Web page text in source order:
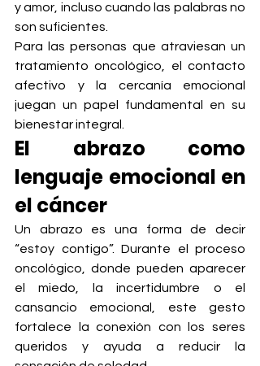
y amor, incluso cuando las palabras no
son suficientes.
Para las personas que atraviesan un
tratamiento oncológico, el contacto
afectivo y la cercanía emocional
juegan un papel fundamental en su
bienestar integral.
El abrazo como
lenguaje emocional en
el cáncer
Un abrazo es una forma de decir
“estoy contigo”. Durante el proceso
oncológico, donde pueden aparecer
el miedo, la incertidumbre o el
cansancio emocional, este gesto
fortalece la conexión con los seres
queridos y ayuda a reducir la